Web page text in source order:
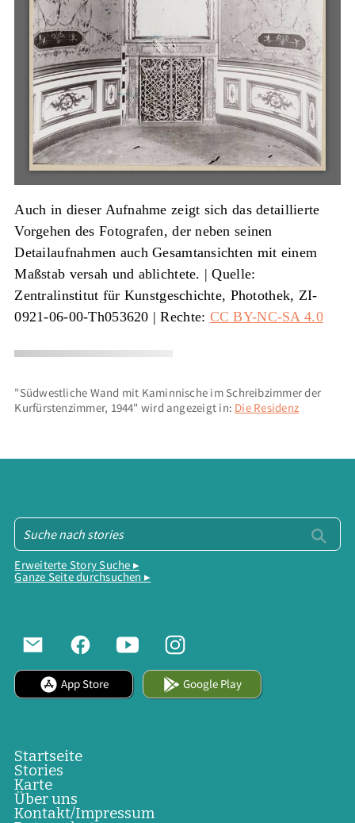
Auch in dieser Aufnahme zeigt sich das detaillierte
Vorgehen des Fotografen, der neben seinen
Detailaufnahmen auch Gesamtansichten mit einem
Maßstab versah und ablichtete. |Quelle:
Zentralinstitut für Kunstgeschichte, Photothek, ZI-
0921-06-00-Th053620 | Rechte: CC BY-NC-SA 4.0
"Südwestliche Wand mit Kaminnische im Schreibzimmer der
Kurfürstenzimmer, 1944" wird angezeigt in: Die Residenz
Erweiterte Story Suche ▸
Ganze Seite durchsuchen ▸
App Store Google Play
Startseite
Stories
Karte
Über uns
Kontakt/Impressum